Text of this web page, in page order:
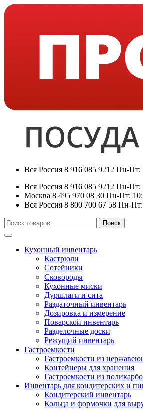
Вся Россия 8 916 085 9212 Пн-Пт:
Вся Россия 8 916 085 9212 Пн-Пт:
Москва 8 495 970 08 30 Пн-Пт:
Вся Россия 8 800 700 67 58 Пн-Пт:
Искать:
Поиск
Кухонный инвентарь
Кастрюли
Сотейники
Сковороды
Кухонные миски
Дуршлаги и сита
Раздаточный инвентарь
Дозировка и измерение
Поварской инвентарь
Разделочные доски
Режущий инвентарь
Гастроемкости
Гастроемкости из
Контейнеры для хранения
Гастроемкости из
Инвентарь для кондитерских и
Кондитерский инвентарь
Кольца и формочки для